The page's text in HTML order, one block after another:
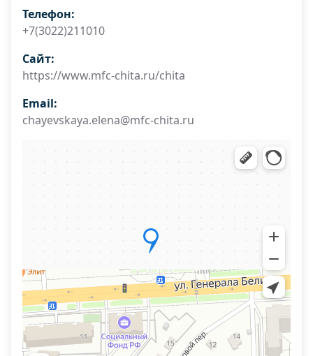
Телефон:
+7(3022)211010
Сайт:
https://www.mfc-chita.ru/chita
Email:
chayevskaya.elena@mfc-chita.ru